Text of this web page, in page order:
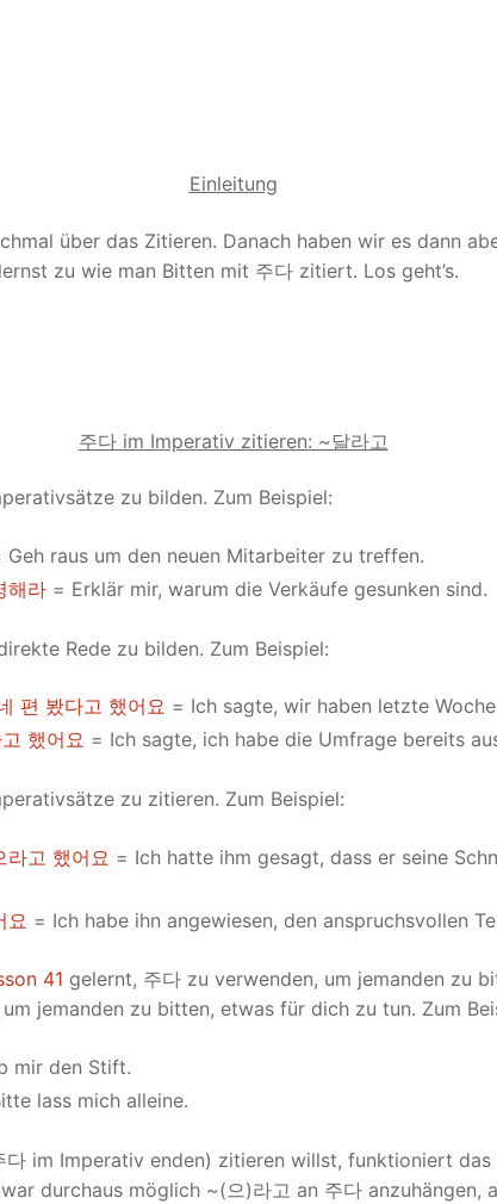
Einleitung
über das Zitieren. Danach haben wir es dann
zu wie man Bitten mit 주다 zitiert. Los geht’s.
주다 im Imperativ zitieren: ~달라고
zu bilden. Zum Beispiel:
Geh raus um den neuen Mitarbeiter zu treffen.
해라 = Erklär mir, warum die Verkäufe gesunken sind.
Rede zu bilden. Zum Beispiel:
편 봤다고 했어요 = Ich sagte, wir haben letzte
했어요 = Ich sagte, ich habe die Umfrage bereits
zu zitieren. Zum Beispiel:
라고 했어요 = Ich hatte ihm gesagt, dass er seine
요 = Ich habe ihn angewiesen, den anspruchsvollen
41 gelernt, 주다 zu verwenden, um jemanden zu
jemanden zu bitten, etwas für dich zu tun. Zum
mir den Stift.
lass mich alleine.
다 im Imperativ enden) zitieren willst, funktioniert
durchaus möglich ~(으)라고 an 주다 anzuhängen,